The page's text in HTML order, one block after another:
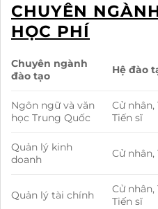
CHUYÊN
HỌC PHÍ
Chuyên ngành
đào tạo
Hệ đào
Ngôn ngữ và văn
học Trung Quốc
Cử nhân,
Tiến sĩ
Quản lý kinh
doanh
Cử nhân,
Quản lý tài chính
Cử nhân,
Tiến sĩ